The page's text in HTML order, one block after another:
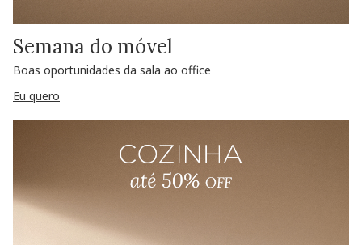
Semana do móvel
Boas oportunidades da sala ao office
Eu quero